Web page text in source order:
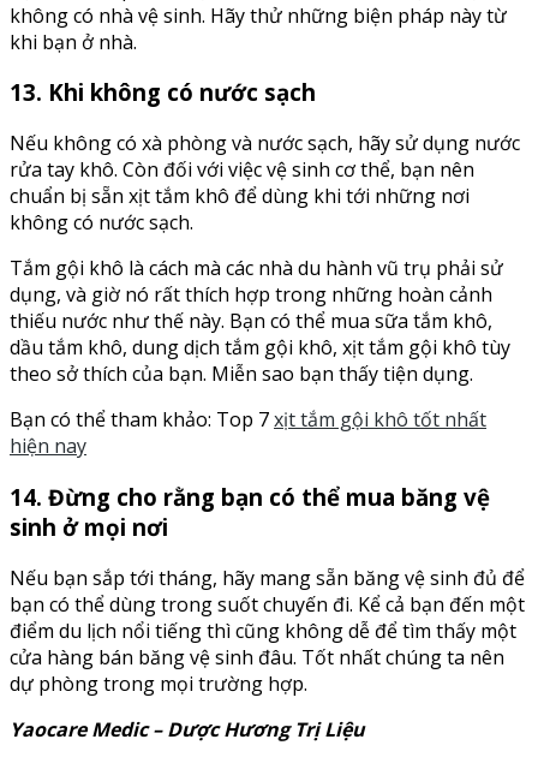
không có nhà vệ sinh. Hãy thử những biện pháp này từ
khi bạn ở nhà.
13. Khi không có nước sạch
Nếu không có xà phòng và nước sạch, hãy sử dụng nước
rửa tay khô. Còn đối với việc vệ sinh cơ thể, bạn nên
chuẩn bị sẵn xịt tắm khô để dùng khi tới những nơi
không có nước sạch.
Tắm gội khô là cách mà các nhà du hành vũ trụ phải sử
dụng, và giờ nó rất thích hợp trong những hoàn cảnh
thiếu nước như thế này. Bạn có thể mua sữa tắm khô,
dầu tắm khô, dung dịch tắm gội khô, xịt tắm gội khô tùy
theo sở thích của bạn. Miễn sao bạn thấy tiện dụng.
Bạn có thể tham khảo: Top 7xịt tắm gội khô tốt nhất
hiện nay
14. Đừng cho rằng bạn có thể mua băng vệ
sinh ở mọi nơi
Nếu bạn sắp tới tháng, hãy mang sẵn băng vệ sinh đủ để
bạn có thể dùng trong suốt chuyến đi. Kể cả bạn đến một
điểm du lịch nổi tiếng thì cũng không dễ để tìm thấy một
cửa hàng bán băng vệ sinh đâu. Tốt nhất chúng ta nên
dự phòng trong mọi trường hợp.
Yaocare Medic – Dược Hương Trị Liệu